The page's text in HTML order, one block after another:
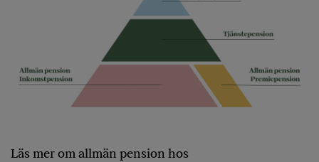
Läs mer om allmän pension hos